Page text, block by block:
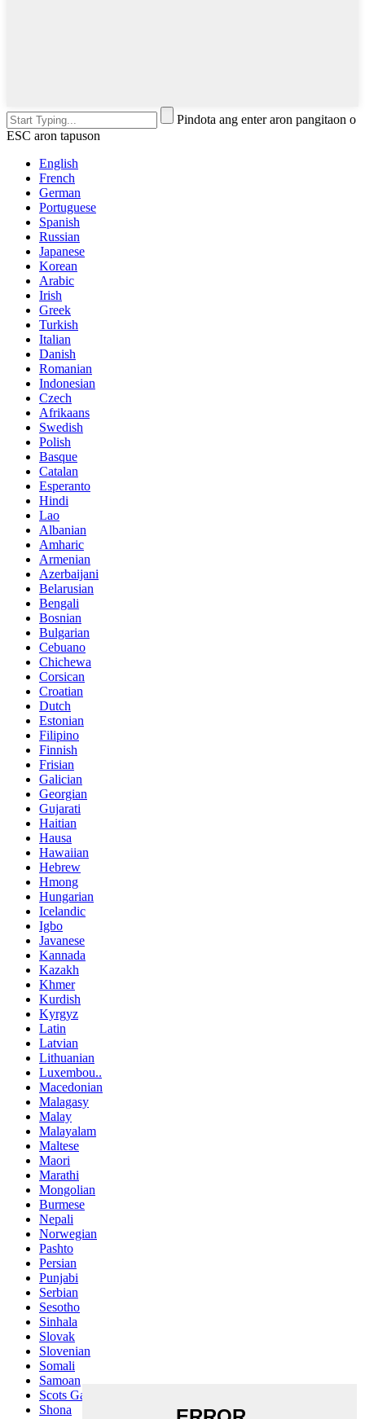
Pindota ang enter aron pangitaon o
ESC aron tapuson
English
French
German
Portuguese
Spanish
Russian
Japanese
Korean
Arabic
Irish
Greek
Turkish
Italian
Danish
Romanian
Indonesian
Czech
Afrikaans
Swedish
Polish
Basque
Catalan
Esperanto
Hindi
Lao
Albanian
Amharic
Armenian
Azerbaijani
Belarusian
Bengali
Bosnian
Bulgarian
Cebuano
Chichewa
Corsican
Croatian
Dutch
Estonian
Filipino
Finnish
Frisian
Galician
Georgian
Gujarati
Haitian
Hausa
Hawaiian
Hebrew
Hmong
Hungarian
Icelandic
Igbo
Javanese
Kannada
Kazakh
Khmer
Kurdish
Kyrgyz
Latin
Latvian
Lithuanian
Luxembou..
Macedonian
Malagasy
Malay
Malayalam
Maltese
Maori
Marathi
Mongolian
Burmese
Nepali
Norwegian
Pashto
Persian
Punjabi
Serbian
Sesotho
Sinhala
Slovak
Slovenian
Somali
Samoan
Scots Gaelic
Shona